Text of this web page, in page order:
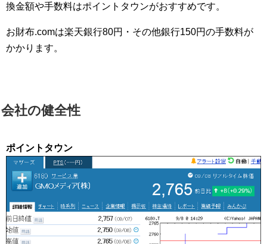
換金額や手数料はポイントタウンがおすすめです。
お財布.comは楽天銀行80円・その他銀行150円の手数料が
かかります。
会社の健全性
ポイントタウン